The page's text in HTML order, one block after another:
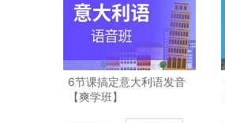
6节课搞定意大利语发音
【爽学班】